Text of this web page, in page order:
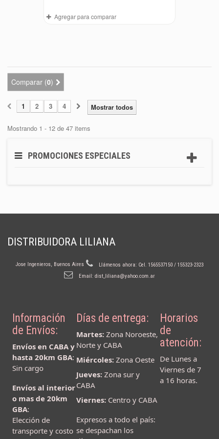
Agregar para comparar
Comparar (0)
Mostrar todos
1 2 3 4
Mostrando 1 - 12 de 47 items
PROMOCIONES ESPECIALES
DISTRIBUIDORA LILIANA
Jose Ingenieros, Buenos Aires Llámenos ahora: Cel. 1565537150 / 155323-2323
Email: dist_liliana@yahoo.com.ar
Información
de Envíos:
Envíos en CABA y
hasta 20km GBA:
Sin cargo
Envíos al interior
o mas de 20km
GBA:
Elección de
transporte y costo
Días de entrega:
Martes:Zona Noroeste,
Norte y CABA
Miércoles:Zona Oeste
Jueves:Zona sur y
CABA
Viernes:Centro y CABA
Expresos a todo el país:
se despachan los
Horarios
de
atención:
De Lunes a
Viernes de 7
a 16 horas.